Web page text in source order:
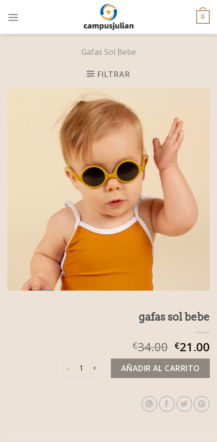
0
Gafas Sol Bebe
FILTRAR
gafas sol bebe
€34.00 €21.00
gafas sol bebe cantidadAÑADIR AL CARRITO